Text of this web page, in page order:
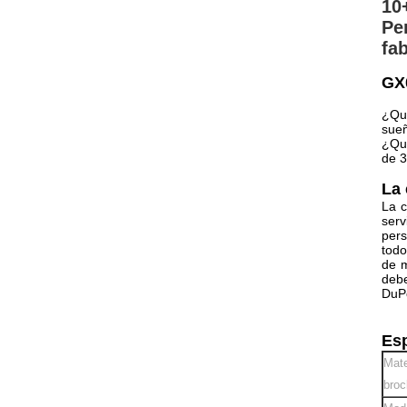
de
La
La
de